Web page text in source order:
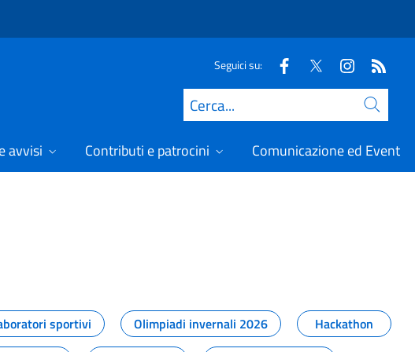
Seguici su:
Cerca
avvisi Contributi e patrocini Comunicazione ed Eventi
sportsportivi Olimpiadi invernali 2026
Hackathon